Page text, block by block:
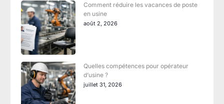
Comment réduire les vacances de poste
en usine
août 2, 2026
Quelles compétences pour opérateur
d’usine ?
juillet 31, 2026